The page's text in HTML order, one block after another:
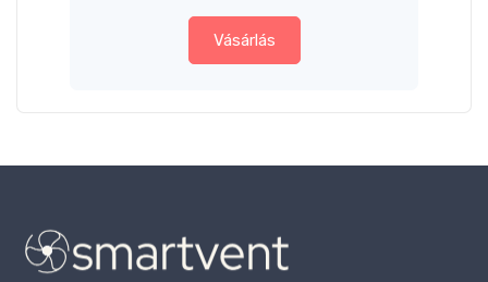
Vásárlás